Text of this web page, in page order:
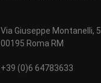
Via Giuseppe Montanelli, 5
00195 Roma RM
+39 (0)6 64783633